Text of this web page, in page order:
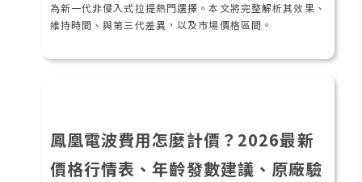
為新一代非侵入式拉提熱門選擇。本文將完整解析其效果、
維持時間、與第三代差異，以及市場價格區間。
鳳凰電波費用怎麼計價？2026最新
價格行情表、年齡發數建議、原廠驗